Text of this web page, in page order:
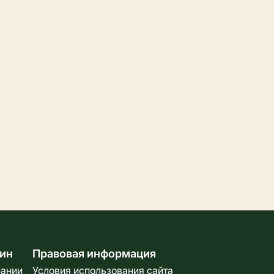
Правовая информация
Условия использования сайта